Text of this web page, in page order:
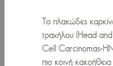
Το πλακώδες
τραχήλου (Head
Cell Carcinomas-
πιο κοινή